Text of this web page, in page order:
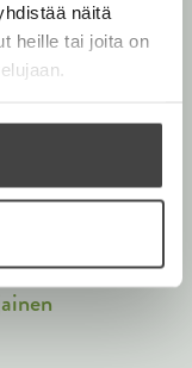
näitä
heille tai joita on
Hurrikaani